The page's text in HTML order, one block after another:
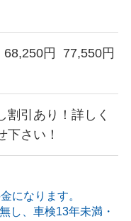
68,250円 77,550円
割引あり！詳しく
下さい！
になります。
し、車検13年未満・